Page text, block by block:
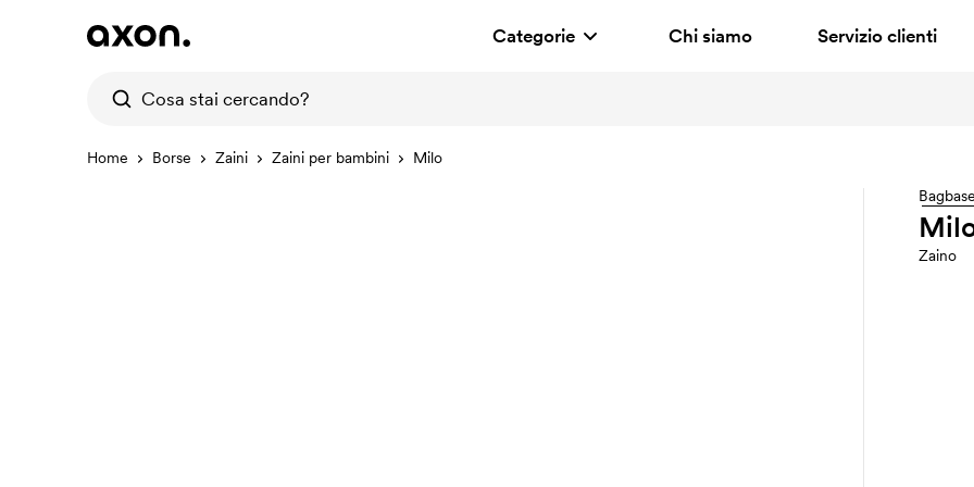
Categorie Chi siamo Servizio clienti
Home Borse Zaini Zaini per bambini
Milo
Zaino